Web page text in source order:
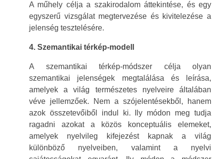
A műhely célja a szakirodalom áttekintése, és egy
egyszerű vizsgálat megtervezése és kivitelezése a
jelenség tesztelésére.
4. Szemantikai térkép-modell
A szemantikai térkép-módszer célja olyan
szemantikai jelenségek megtalálása és leírása,
amelyek a világ természetes nyelveire általában
véve jellemzőek. Nem a szójelentésekből, hanem
azok összetevőiből indul ki. Ily módon meg tudja
ragadni azokat a közös konceptuális elemeket,
amelyek nyelvileg kifejezést kapnak a világ
különböző nyelveiben, valamint a nyelvi